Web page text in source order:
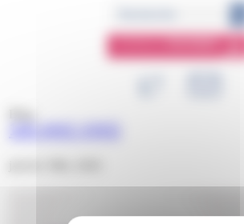
ESPACEMEMBRE
100 ANS VWD